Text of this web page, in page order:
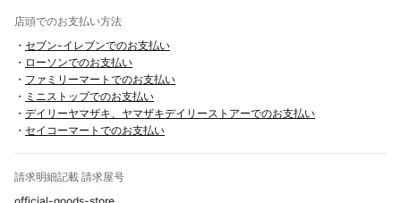
店頭でのお支払い方法
・ セブン-イレブンでのお支払い
・ ローソンでのお支払い
・ ファミリーマートでのお支払い
・ ミニストップでのお支払い
・ デイリーヤマザキ、ヤマザキデイリーストアーでのお支払い
・ セイコーマートでのお支払い
請求明細記載 請求屋号